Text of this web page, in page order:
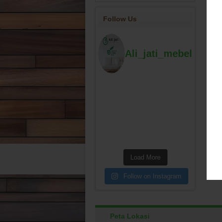
Follow Us
Ali_jati_mebel
Load More
Follow on Instagram
Peta Lokasi